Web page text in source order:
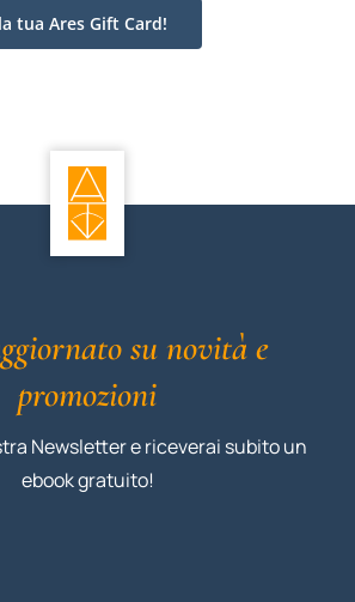
tua Ares Gift Card!
su novità e
promozioni
Newsletter e riceverai subito un
ebook gratuito!